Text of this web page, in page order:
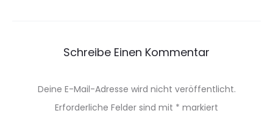
Schreibe Einen Kommentar
Deine E-Mail-Adresse wird nicht veröffentlicht.
Erforderliche Felder sind mit * markiert